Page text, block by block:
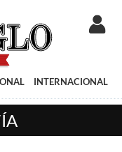
INTERNACIONAL